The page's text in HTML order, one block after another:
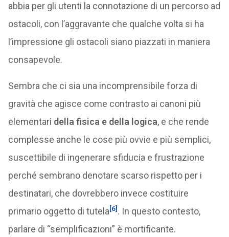
abbia per gli utenti la connotazione di un percorso ad
ostacoli, con l’aggravante che qualche volta si ha
l’impressione gli ostacoli siano piazzati in maniera
consapevole.
Sembra che ci sia una incomprensibile forza di
gravità che agisce come contrasto ai canoni più
elementari della fisica e della logica, e che rende
complesse anche le cose più ovvie e più semplici,
suscettibile di ingenerare sfiducia e frustrazione
perché sembrano denotare scarso rispetto per i
destinatari, che dovrebbero invece costituire
primario oggetto di tutela[6] . In questo contesto,
parlare di “semplificazioni” è mortificante.